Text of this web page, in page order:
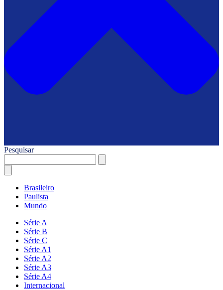
Pesquisar
Brasileiro
Paulista
Mundo
Série A
Série B
Série C
Série A1
Série A2
Série A3
Série A4
Internacional